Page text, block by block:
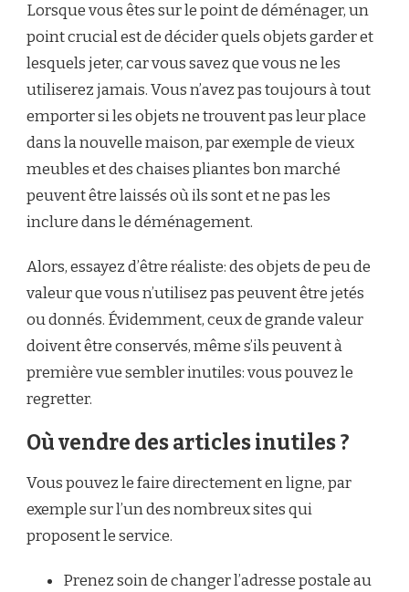
Lorsque vous êtes sur le point de déménager, un
point crucial est de décider quels objets garder et
lesquels jeter, car vous savez que vous ne les
utiliserez jamais. Vous n’avez pas toujours à tout
emporter si les objets ne trouvent pas leur place
dans la nouvelle maison, par exemple de vieux
meubles et des chaises pliantes bon marché
peuvent être laissés où ils sont et ne pas les
inclure dans le déménagement.
Alors, essayez d’être réaliste: des objets de peu de
valeur que vous n’utilisez pas peuvent être jetés
ou donnés. Évidemment, ceux de grande valeur
doivent être conservés, même s’ils peuvent à
première vue sembler inutiles: vous pouvez le
regretter.
Où vendre des articles inutiles ?
Vous pouvez le faire directement en ligne, par
exemple sur l’un des nombreux sites qui
proposent le service.
Prenez soin de changer l’adresse postale au